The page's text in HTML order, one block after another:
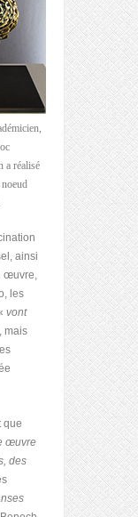
a réalisé
ainsi
œuvre,
les
vont
mais
que
œuvre
des